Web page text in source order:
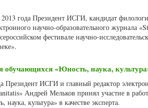
2013 года Президент ИСГИ, кандидат
научно-образовательного журнала
фестивале научно-
обучающихся «Юность, наука,
Президент ИСГИ и главный редактор
Андрей Мельков принял участие в
культура» в качестве эксперта.